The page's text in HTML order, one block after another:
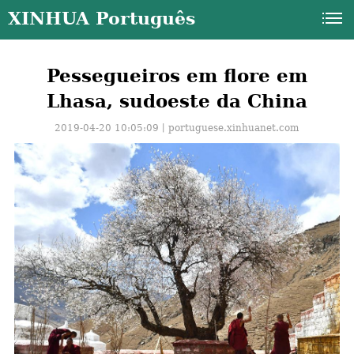
XINHUA Português
Pessegueiros em flore em
Lhasa, sudoeste da China
2019-04-20 10:05:09丨portuguese.xinhuanet.com